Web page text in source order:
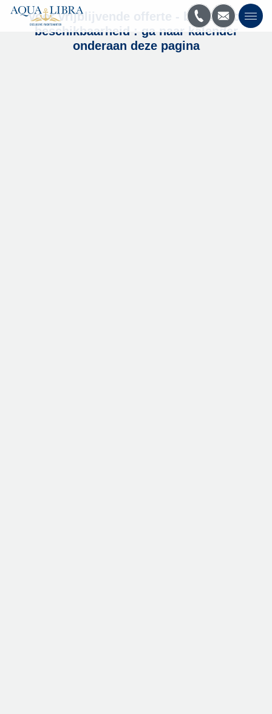
Voor vrijblijvende offerte - boeking of
beschikbaarheid : ga naar kalender
onderaan deze pagina